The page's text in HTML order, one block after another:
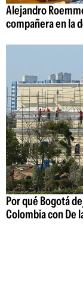
Alejandro
compañera en la
Por qué Bogotá
Colombia con De